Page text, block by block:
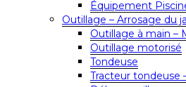
Équipement
Outillage – Arrosage du
Outillage à main –
Outillage motorisé
Tondeuse
Tracteur tondeuse